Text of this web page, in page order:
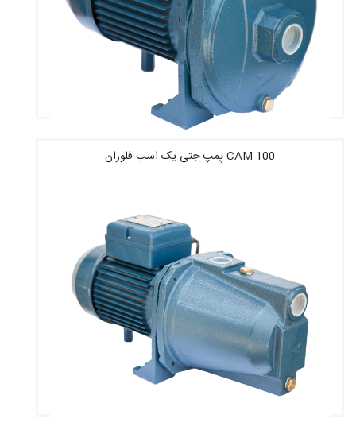
CAM 100 پمپ جتی یک اسب فلوران